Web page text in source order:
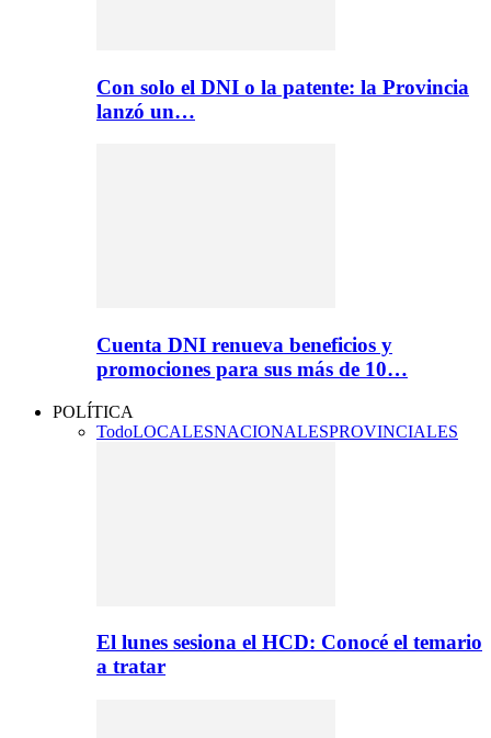
Con solo el DNI o la patente: la Provincia
lanzó un…
Cuenta DNI renueva beneficios y
promociones para sus más de 10…
POLÍTICA
TodoLOCALESNACIONALESPROVINCIALES
El lunes sesiona el HCD: Conocé el temario
a tratar